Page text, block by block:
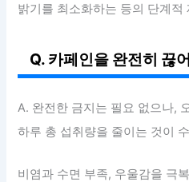
밝기를 최소화하는 등의 단계적
Q. 카페인을 완전히 끊
A. 완전한 금지는 필요 없으나,
하루 총 섭취량을 줄이는 것이
비염과 수면 부족, 우울감을 극